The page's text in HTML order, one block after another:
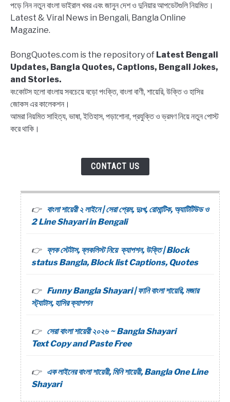
জেনে
নিন
পড়ে নিন নতুন বাংলা ভাইরাল খবর এবং জানুন দেশ ও দুনিয়ার আপডেটগুলি নিয়মিত।
Latest & Viral News in Bengali, Bangla Online
Magazine.
BongQuotes.com is the repository of Latest Bengali
Updates, Bangla Quotes, Captions, Bengali Jokes,
and Stories.
বংকোটস হলো বাংলায় সবচেয়ে বড়ো পংক্তি, বাংলা বাণী, শায়েরি, উক্তি ও হাসির
জোকস এর কালেকশন।
আমরা নিয়মিত সাহিত্য, ভাষা, ইতিহাস, পড়াশোনা, প্রযুক্তি ও ভ্রমণ নিয়ে নতুন পোস্ট
করে থাকি।
CONTACT US
বাংলা শায়েরী ২ লাইনে | সেরা প্রেম, দুঃখ, রোমান্টিক, অ্যাটিটিউড ও
2 Line Shayari in Bengali
ব্লক স্টেটাস, ব্লকলিস্ট নিয়ে ক্যাপশন, উক্তি | Block
status Bangla, Block list Captions, Quotes
Funny Bangla Shayari | ফানি বাংলা শায়েরি, মজার
স্ট্যাটাস, হাসির ক্যাপশন
সেরা বাংলা শায়েরী ২০২৬ ~ Bangla Shayari
Text Copy and Paste Free
এক লাইনের বাংলা শায়েরী, মিনি শায়েরী, Bangla One Line
Shayari